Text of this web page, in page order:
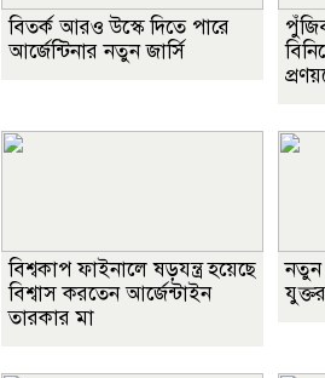
বিতর্ক আরও উস্কে দিতে পারে
আর্জেন্টিনার নতুন জার্সি
বিশ্বকাপ ফাইনালে ষড়যন্ত্র হয়েছে
বিশ্বাস করতেন আর্জেন্টাইন
তারকার মা
নতুন